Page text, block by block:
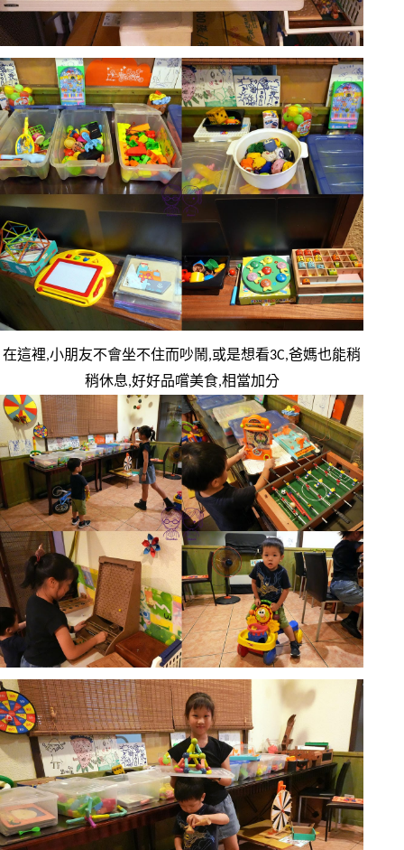
在這裡,小朋友不會坐不住而吵鬧,或是想看3C,爸媽也能稍
稍休息,好好品嚐美食,相當加分